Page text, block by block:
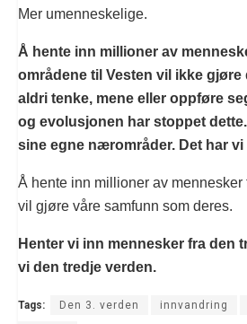
Mer umenneskelige.
Å hente inn millioner av
områdene til Vesten vil ikke gjøre
aldri tenke, mene eller oppføre
og evolusjonen har stoppet
sine egne nærområder. Det har vi
Å hente inn millioner av mennesker
vil gjøre våre samfunn som deres.
Henter vi inn mennesker fra den
vi den tredje verden.
Tags: Den 3. verden innvandring